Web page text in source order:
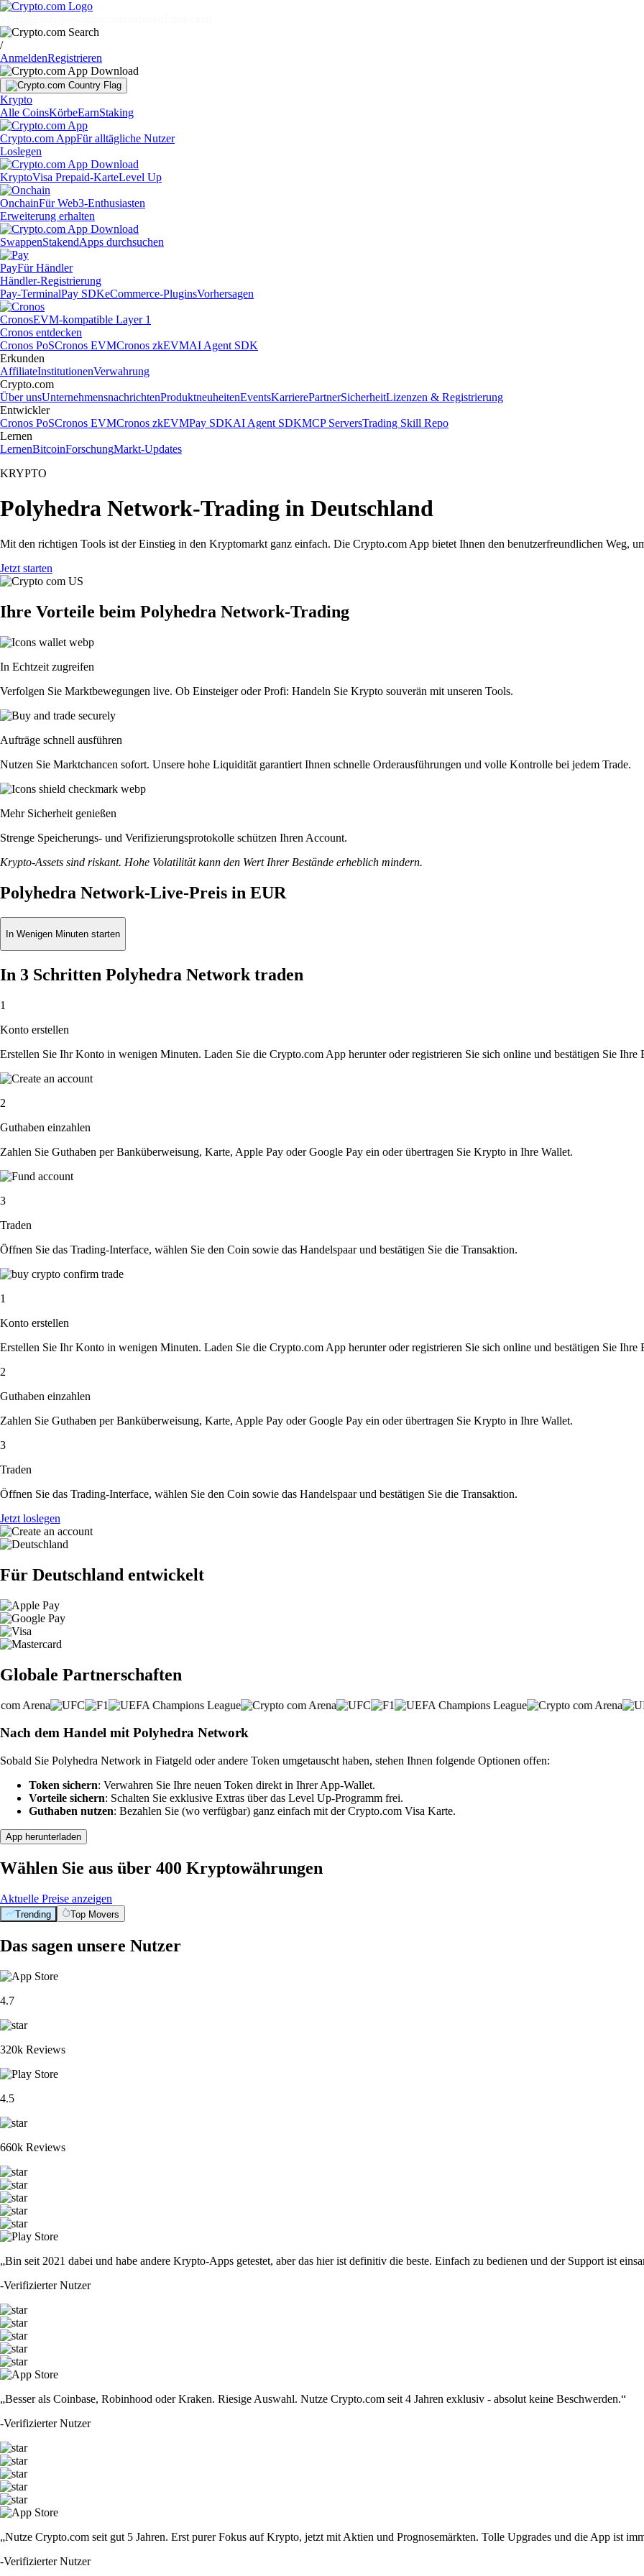
/
AnmeldenRegistrieren
Krypto
Alle CoinsKörbeEarnStaking
Crypto.com AppFür alltägliche Nutzer
Loslegen
KryptoVisa Prepaid-KarteLevel Up
OnchainFür Web3-Enthusiasten
Erweiterung erhalten
SwappenStakendApps durchsuchen
PayFür Händler
Händler-Registrierung
Pay-TerminalPay SDKeCommerce-PluginsVorhersagen
CronosEVM-kompatible Layer 1
Cronos entdecken
Cronos PoSCronos EVMCronos zkEVMAI Agent SDK
Erkunden
AffiliateInstitutionenVerwahrung
Crypto.com
Über unsUnternehmensnachrichtenProduktneuheitenEventsKarrierePartnerSicherheitLizenzen & Registrierung
Entwickler
Cronos PoSCronos EVMCronos zkEVMPay SDKAI Agent SDKMCP ServersTrading Skill Repo
Lernen
LernenBitcoinForschungMarkt-Updates
KRYPTO
Polyhedra Network-Trading in Deutschland
Mit den richtigen Tools ist der Einstieg in den Kryptomarkt ganz einfach. Die Crypto.com App bietet Ihnen den benutzerfreundlichen Weg,
Jetzt starten
Ihre Vorteile beim Polyhedra Network-Trading
In Echtzeit zugreifen
Verfolgen Sie Marktbewegungen live. Ob Einsteiger oder Profi: Handeln Sie Krypto souverän mit unseren Tools.
Aufträge schnell ausführen
Nutzen Sie Marktchancen sofort. Unsere hohe Liquidität garantiert Ihnen schnelle Orderausführungen und volle Kontrolle bei jedem Trade.
Mehr Sicherheit genießen
Strenge Speicherungs- und Verifizierungsprotokolle schützen Ihren Account.
Krypto-Assets sind riskant. Hohe Volatilität kann den Wert Ihrer Bestände erheblich mindern.
Polyhedra Network-Live-Preis in EUR
In Wenigen Minuten starten
In 3 Schritten Polyhedra Network traden
1
Konto erstellen
Erstellen Sie Ihr Konto in wenigen Minuten. Laden Sie die Crypto.com App herunter oder registrieren Sie sich online und bestätigen Sie Ihre
2
Guthaben einzahlen
Zahlen Sie Guthaben per Banküberweisung, Karte, Apple Pay oder Google Pay ein oder übertragen Sie Krypto in Ihre Wallet.
3
Traden
Öffnen Sie das Trading-Interface, wählen Sie den Coin sowie das Handelspaar und bestätigen Sie die Transaktion.
1
Konto erstellen
Erstellen Sie Ihr Konto in wenigen Minuten. Laden Sie die Crypto.com App herunter oder registrieren Sie sich online und bestätigen Sie Ihre
2
Guthaben einzahlen
Zahlen Sie Guthaben per Banküberweisung, Karte, Apple Pay oder Google Pay ein oder übertragen Sie Krypto in Ihre Wallet.
3
Traden
Öffnen Sie das Trading-Interface, wählen Sie den Coin sowie das Handelspaar und bestätigen Sie die Transaktion.
Jetzt loslegen
Für Deutschland entwickelt
Globale Partnerschaften
Nach dem Handel mit Polyhedra Network
Sobald Sie Polyhedra Network in Fiatgeld oder andere Token umgetauscht haben, stehen Ihnen folgende Optionen offen:
Token sichern: Verwahren Sie Ihre neuen Token direkt in Ihrer App-Wallet.
Vorteile sichern: Schalten Sie exklusive Extras über das Level Up-Programm frei.
Guthaben nutzen: Bezahlen Sie (wo verfügbar) ganz einfach mit der Crypto.com Visa Karte.
App herunterladen
Wählen Sie aus über 400 Kryptowährungen
Aktuelle Preise anzeigen
Trending Top Movers
Das sagen unsere Nutzer
4.7
320k Reviews
4.5
660k Reviews
„Bin seit 2021 dabei und habe andere Krypto-Apps getestet, aber das hier ist definitiv die beste. Einfach zu bedienen und der Support ist
-Verifizierter Nutzer
„Besser als Coinbase, Robinhood oder Kraken. Riesige Auswahl. Nutze Crypto.com seit 4 Jahren exklusiv - absolut keine Beschwerden.“
-Verifizierter Nutzer
„Nutze Crypto.com seit gut 5 Jahren. Erst purer Fokus auf Krypto, jetzt mit Aktien und Prognosemärkten. Tolle Upgrades und die App ist
-Verifizierter Nutzer